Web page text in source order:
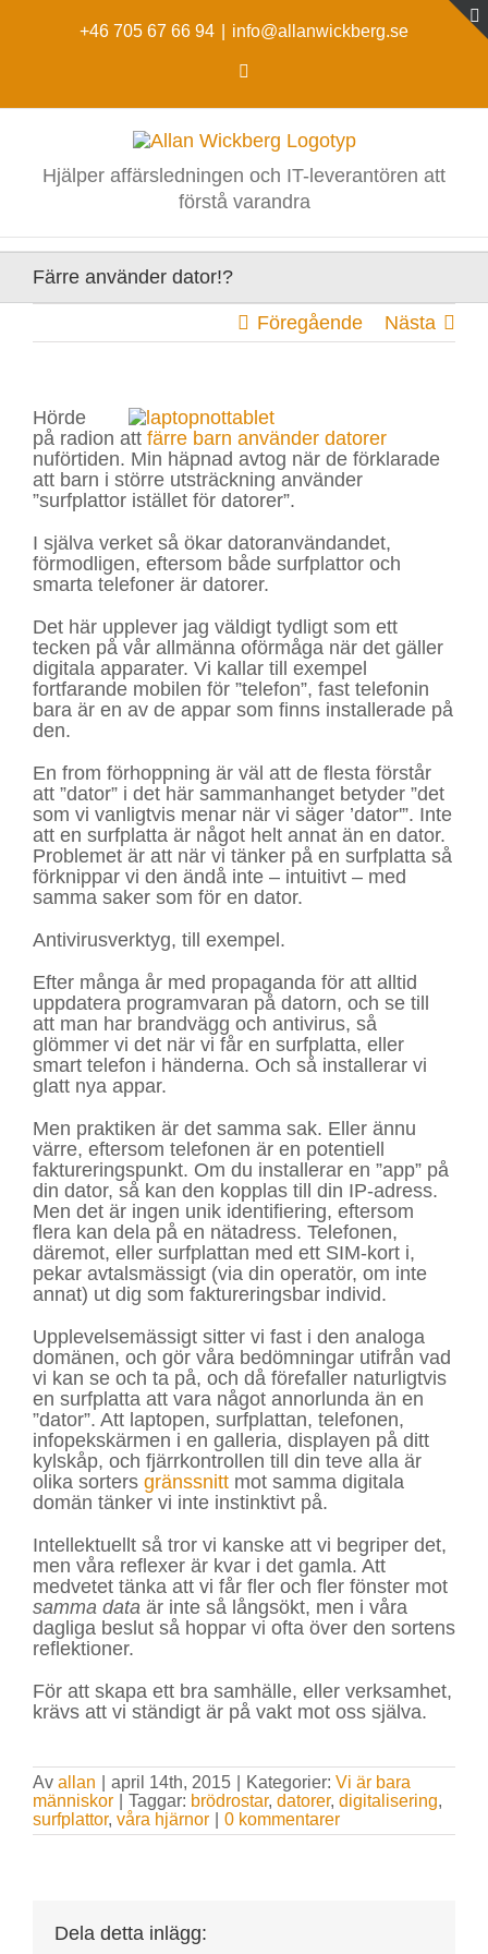
+46 705 67 66 94 info@allanwickberg.se
Hjälper affärsledningen och IT-leverantören att
förstå varandra
Färre använder dator!?
Föregående Nästa
Hörde
på radion att färre barn använder datorer
nuförtiden. Min häpnad avtog när de förklarade
att barn i större utsträckning använder
”surfplattor istället för datorer”.
I själva verket så ökar datoranvändandet,
förmodligen, eftersom både surfplattor och
smarta telefoner är datorer.
Det här upplever jag väldigt tydligt som ett
tecken på vår allmänna oförmåga när det gäller
digitala apparater. Vi kallar till exempel
fortfarande mobilen för ”telefon”, fast telefonin
bara är en av de appar som finns installerade på
den.
En from förhoppning är väl att de flesta förstår
att ”dator” i det här sammanhanget betyder ”det
som vi vanligtvis menar när vi säger ’dator'”. Inte
att en surfplatta är något helt annat än en dator.
Problemet är att när vi tänker på en surfplatta så
förknippar vi den ändå inte – intuitivt – med
samma saker som för en dator.
Antivirusverktyg, till exempel.
Efter många år med propaganda för att alltid
uppdatera programvaran på datorn, och se till
att man har brandvägg och antivirus, så
glömmer vi det när vi får en surfplatta, eller
smart telefon i händerna. Och så installerar vi
glatt nya appar.
Men praktiken är det samma sak. Eller ännu
värre, eftersom telefonen är en potentiell
faktureringspunkt. Om du installerar en ”app” på
din dator, så kan den kopplas till din IP-adress.
Men det är ingen unik identifiering, eftersom
flera kan dela på en nätadress. Telefonen,
däremot, eller surfplattan med ett SIM-kort i,
pekar avtalsmässigt (via din operatör, om inte
annat) ut dig som faktureringsbar individ.
Upplevelsemässigt sitter vi fast i den analoga
domänen, och gör våra bedömningar utifrån vad
vi kan se och ta på, och då förefaller naturligtvis
en surfplatta att vara något annorlunda än en
”dator”. Att laptopen, surfplattan, telefonen,
infopekskärmen i en galleria, displayen på ditt
kylskåp, och fjärrkontrollen till din teve alla är
olika sorters gränssnitt mot samma digitala
domän tänker vi inte instinktivt på.
Intellektuellt så tror vi kanske att vi begriper det,
men våra reflexer är kvar i det gamla. Att
medvetet tänka att vi får fler och fler fönster mot
samma data är inte så långsökt, men i våra
dagliga beslut så hoppar vi ofta över den sortens
reflektioner.
För att skapa ett bra samhälle, eller verksamhet,
krävs att vi ständigt är på vakt mot oss själva.
Av allan april 14th, 2015 Kategorier: Vi är bara
människor
Taggar: brödrostar, datorer, digitalisering,
surfplattor, våra hjärnor 0 kommentarer
Dela detta inlägg: